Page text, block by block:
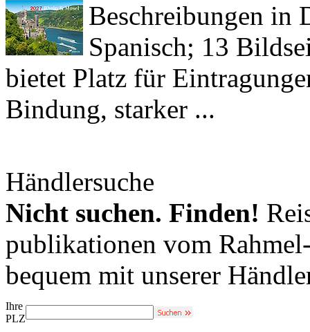
Beschreibungen in
Spanisch; 13
bietet Platz für
Bindung, starker ...
Händlersuche
Nicht suchen. Finden!
publikationen vom
bequem mit unserer
Ihre
PLZ